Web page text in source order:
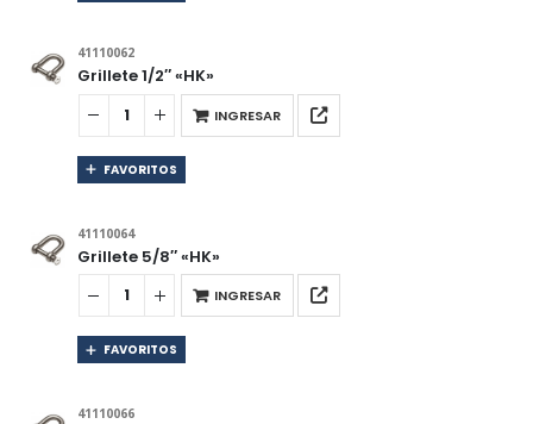
41110062
Grillete 1/2″ «HK»
INGRESAR
FAVORITOS
41110064
Grillete 5/8″ «HK»
INGRESAR
FAVORITOS
41110066